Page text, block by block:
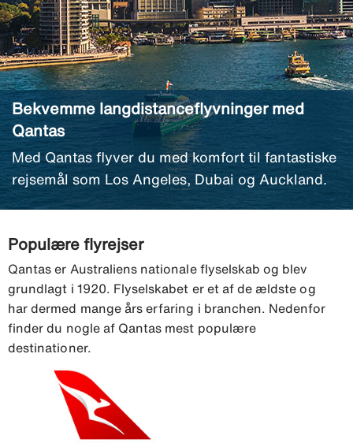
Bekvemme langdistanceflyvninger med
Qantas
Med Qantas flyver du med komfort til fantastiske
rejsemål som Los Angeles, Dubai og Auckland.
Populære flyrejser
Qantas er Australiens nationale flyselskab og blev
grundlagt i 1920. Flyselskabet er et af de ældste og
har dermed mange års erfaring i branchen. Nedenfor
finder du nogle af Qantas mest populære
destinationer.